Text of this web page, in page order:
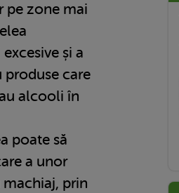
pe zone mai
și a
care
alcooli în
poate să
a unor
prin